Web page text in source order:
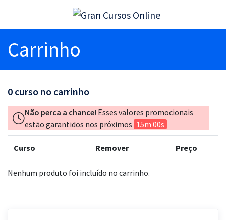
Carrinho
0 curso no carrinho
Não perca a chance! Esses valores promocionais
estão garantidos nos próximos 15m 00s
Curso Remover Preço
Nenhum produto foi incluído no carrinho.